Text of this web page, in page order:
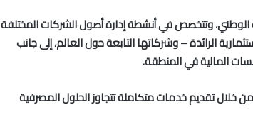
وتتخصص في أنشطة إدارة أصول الشركات المختلفة
الرائدة – وشركاتها التابعة حول العالم، إلى جانب
المالية في المنطقة.
خلال تقديم خدمات متكاملة تتجاوز الحلول المصرفية